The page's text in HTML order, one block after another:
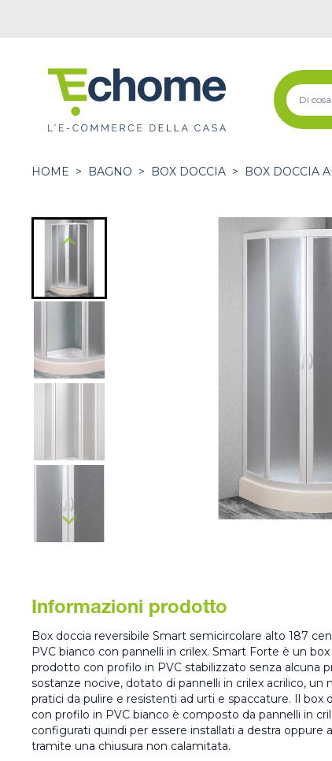
HOME > BAGNO > BOX DOCCIA > BOX DOCCIA
Informazioni prodotto
Box doccia reversibile Smart semicircolare alto 187
PVC bianco con pannelli in crilex. Smart Forte è un
prodotto con profilo in PVC stabilizzato senza alcuna
sostanze nocive, dotato di pannelli in crilex acrilico, un
pratici da pulire e resistenti ad urti e spaccature. Il box
con profilo in PVC bianco è composto da pannelli in
configurati quindi per essere installati a destra oppure
tramite una chiusura non calamitata.